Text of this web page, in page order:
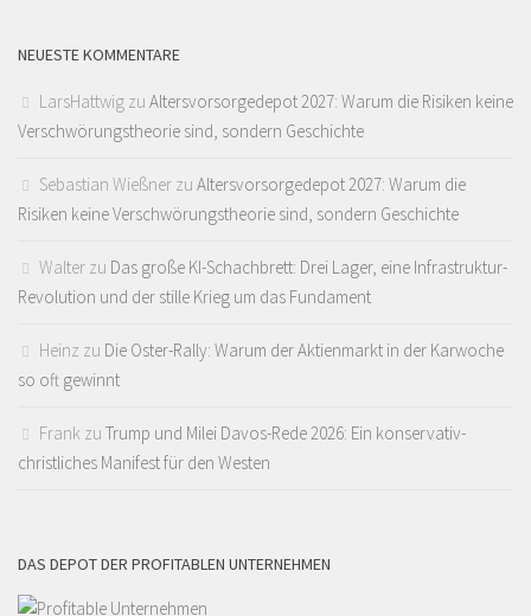
NEUESTE KOMMENTARE
LarsHattwig zu Altersvorsorgedepot 2027: Warum die Risiken keine
Verschwörungstheorie sind, sondern Geschichte
Sebastian Wießner zu Altersvorsorgedepot 2027: Warum die
Risiken keine Verschwörungstheorie sind, sondern Geschichte
Walter zu Das große KI-Schachbrett: Drei Lager, eine Infrastruktur-
Revolution und der stille Krieg um das Fundament
Heinz zu Die Oster-Rally: Warum der Aktienmarkt in der Karwoche
so oft gewinnt
Frank zu Trump und Milei Davos-Rede 2026: Ein konservativ-
christliches Manifest für den Westen
DAS DEPOT DER PROFITABLEN UNTERNEHMEN